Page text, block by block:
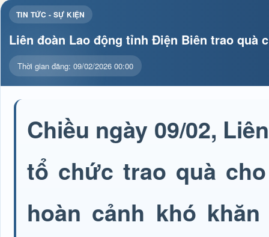
TIN TỨC - SỰ KIỆN
Liên đoàn Lao động tỉnh Điện Biên trao quà
Thời gian đăng: 09/02/2026 00:00
Chiều ngày 09/02,
tổ chức trao quà
hoàn cảnh khó